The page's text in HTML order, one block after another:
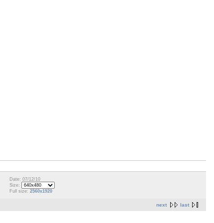
Date: 07/12/10
Size:
Full size: 2560x1920
next last